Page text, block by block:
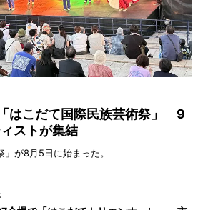
はこだて国際民族芸術祭」 9
ストが集結
」が8月5日に始まった。